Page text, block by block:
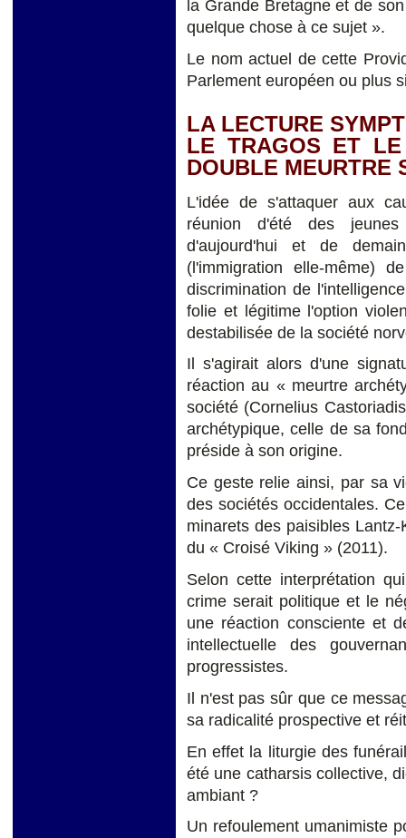
la Grande Bretagne et de
quelque chose à ce sujet ».
Le nom actuel de cette
Parlement européen ou plus
LA LECTURE
LE TRAGOS ET
DOUBLE MEURTRE
L'idée de s'attaquer aux
réunion d'été des jeunes
d'aujourd'hui et de
(l'immigration elle-même)
discrimination de
folie et légitime l'option
destabilisée de la société
Il s'agirait alors d'une
réaction au « meurtre
société (Cornelius
archétypique, celle de sa
préside à son origine.
Ce geste relie ainsi, par sa
des sociétés occidentales.
minarets des paisibles
du « Croisé Viking » (2011).
Selon cette interprétation
crime serait politique et le
une réaction consciente et
intellectuelle des
progressistes.
Il n'est pas sûr que ce
sa radicalité prospective et
En effet la liturgie des
été une catharsis collective,
ambiant ?
Un refoulement umanimiste